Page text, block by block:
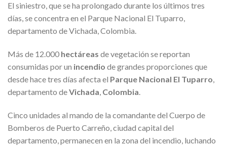
El siniestro, que se ha prolongado durante los últimos tres
días, se concentra en el Parque Nacional El Tuparro,
departamento de Vichada, Colombia.
Más de 12.000 hectáreas de vegetación se reportan
consumidas por un incendio de grandes proporciones que
desde hace tres días afecta el Parque Nacional El Tuparro,
departamento deVichada, Colombia.
Cinco unidades al mando de la comandante del Cuerpo de
Bomberos de Puerto Carreño, ciudad capital del
departamento, permanecen en la zona del incendio, luchando